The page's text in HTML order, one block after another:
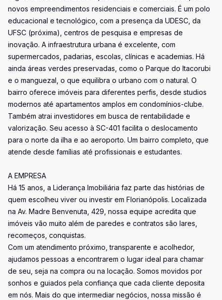
novos empreendimentos residenciais e comerciais. É um polo
educacional e tecnológico, com a presença da UDESC, da
UFSC (próxima), centros de pesquisa e empresas de
inovação. A infraestrutura urbana é excelente, com
supermercados, padarias, escolas, clínicas e academias. Há
ainda áreas verdes preservadas, como o Parque do Itacorubi
e o manguezal, o que equilibra o urbano com o natural. O
bairro oferece imóveis para diferentes perfis, desde studios
modernos até apartamentos amplos em condomínios-clube.
Também atrai investidores em busca de rentabilidade e
valorização. Seu acesso à SC-401 facilita o deslocamento
para o norte da ilha e ao aeroporto. Um bairro completo, que
atende desde famílias até profissionais e estudantes.
A EMPRESA
Há 15 anos, a Liderança Imobiliária faz parte das histórias de
quem escolheu viver ou investir em Florianópolis. Localizada
na Av. Madre Benvenuta, 429, nossa equipe acredita que
imóveis vão muito além de paredes e contratos são lares,
recomeços, conquistas.
Com um atendimento próximo, transparente e acolhedor,
ajudamos pessoas a encontrarem o lugar ideal para chamar
de seu, seja na compra ou na locação. Somos movidos por
sonhos e guiados pela confiança que cada cliente deposita
em nós. Mais do que intermediar negócios, nossa missão é